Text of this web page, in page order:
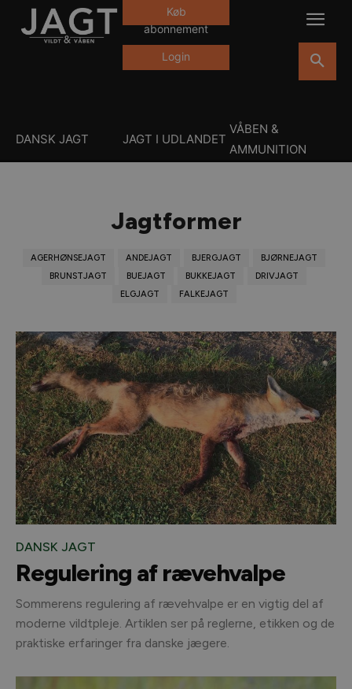
Køb
abonnement
Login
DANSK JAGT JAGT I UDLANDET
VÅBEN &
AMMUNITION
Jagtformer
AGERHØNSEJAGT ANDEJAGT BJERGJAGT
BJØRNEJAGT
BRUNSTJAGT
BUEJAGT BUKKEJAGT
DRIVJAGT
ELGJAGT
FALKEJAGT
DANSK JAGT
Regulering af rævehvalpe
Sommerens regulering af rævehvalpe er en vigtig del af
moderne vildtpleje. Artiklen ser på reglerne, etikken og de
praktiske erfaringer fra danske jægere.